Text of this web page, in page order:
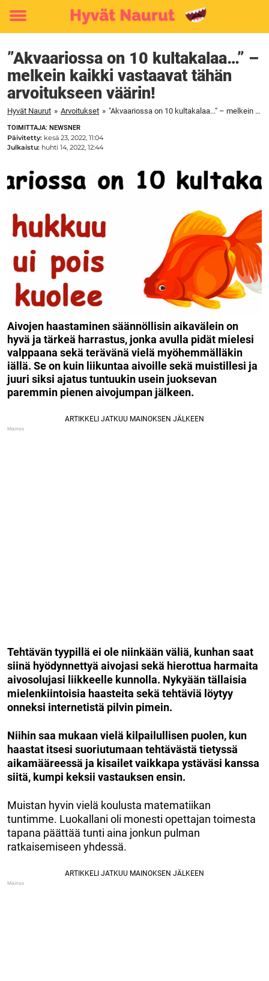
Toggle
”Akvaariossa on 10 kultakalaa…” –
melkein kaikki vastaavat tähän
arvoitukseen väärin!
Hyvät Naurut » Arvoitukset » "Akvaariossa on 10 kultakalaa..." – melkein kaikki vastaavat tähän arvoitukseen väärin!
TOIMITTAJA: NEWSNER
Päivitetty: kesä 23, 2022, 11:04
Julkaistu: huhti 14, 2022, 12:44
Aivojen haastaminen säännöllisin aikavälein on
hyvä ja tärkeä harrastus, jonka avulla pidät mielesi
valppaana sekä terävänä vielä myöhemmälläkin
iällä. Se on kuin liikuntaa aivoille sekä muistillesi ja
juuri siksi ajatus tuntuukin usein juoksevan
paremmin pienen aivojumpan jälkeen.
Tehtävän tyypillä ei ole niinkään väliä, kunhan saat
siinä hyödynnettyä aivojasi sekä hierottua harmaita
aivosolujasi liikkeelle kunnolla. Nykyään tällaisia
mielenkiintoisia haasteita sekä tehtäviä löytyy
onneksi internetistä pilvin pimein.
Niihin saa mukaan vielä kilpailullisen puolen, kun
haastat itsesi suoriutumaan tehtävästä tietyssä
aikamääreessä ja kisailet vaikkapa ystäväsi kanssa
siitä, kumpi keksii vastauksen ensin.
Muistan hyvin vielä koulusta matematiikan
tuntimme. Luokallani oli monesti opettajan toimesta
tapana päättää tunti aina jonkun pulman
ratkaisemiseen yhdessä.